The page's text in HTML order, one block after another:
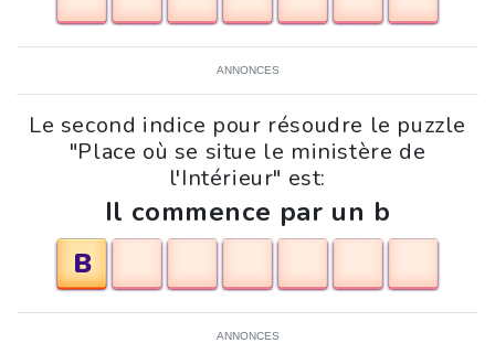
ANNONCES
Le second indice pour résoudre le puzzle
"Place où se situe le ministère de
l'Intérieur" est:
Il commence par un b
B
ANNONCES